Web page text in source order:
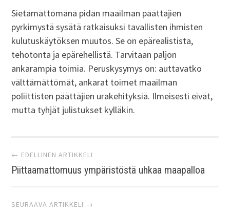
Sietämättömänä pidän maailman päättäjien
pyrkimystä sysätä ratkaisuksi tavallisten ihmisten
kulutuskäytöksen muutos. Se on epärealistista,
tehotonta ja epärehellistä. Tarvitaan paljon
ankarampia toimia. Peruskysymys on: auttavatko
välttämättömät, ankarat toimet maailman
poliittisten päättäjien urakehityksiä. Ilmeisesti eivät,
mutta tyhjät julistukset kylläkin.
Artikkelien
selaus
← EDELLINEN ARTIKKELI
Piittaamattomuus ympäristöstä uhkaa maapalloa
SEURAAVA ARTIKKELI →